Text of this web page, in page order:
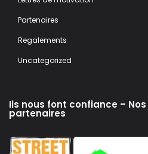
Partenaires
Regalements
Uncategorized
Ils nous font confiance –
partenaires